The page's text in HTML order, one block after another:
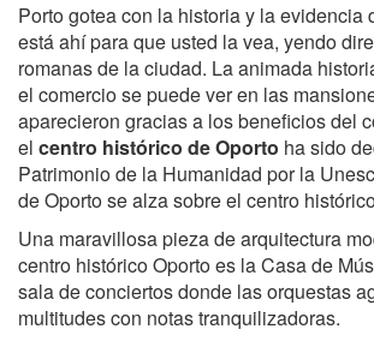
Porto gotea con la historia y la evidencia
está ahí para que usted la vea, yendo
romanas de la ciudad. La animada
el comercio se puede ver en las
aparecieron gracias a los beneficios del
el centro histórico de Oporto ha sido
Patrimonio de la Humanidad por la
de Oporto se alza sobre el centro
Una maravillosa pieza de arquitectura
centro histórico Oporto es la Casa de
sala de conciertos donde las orquestas
multitudes con notas tranquilizadoras.